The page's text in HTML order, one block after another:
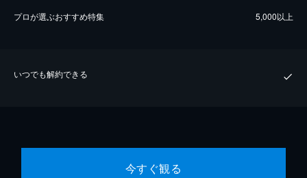
プロが選ぶおすすめ特集 5,000以上
いつでも解約できる
今すぐ観る